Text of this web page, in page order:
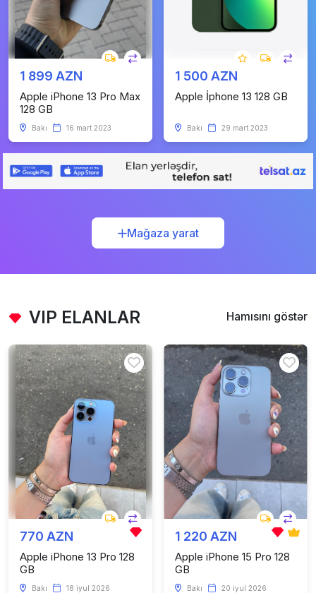
1 899 AZN
Apple iPhone 13 Pro Max
128 GB
Bakı 16 mart 2023
1 500 AZN
Apple İphone 13 128 GB
Bakı 29 mart 2023
Mağaza yarat
VIP ELANLAR Hamısını göstər
770 AZN
Apple iPhone 13 Pro 128
GB
Bakı 18 iyul 2026
1 220 AZN
Apple iPhone 15 Pro 128
GB
Bakı 20 iyul 2026